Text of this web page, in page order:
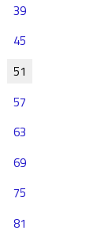
39
45
51
57
63
69
75
81